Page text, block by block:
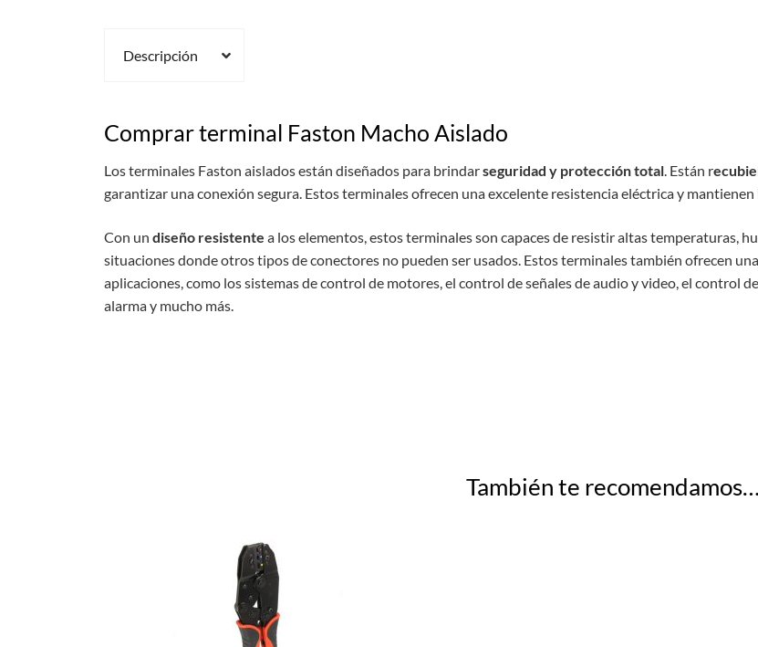
Descripción
Comprar terminal Faston Macho Aislado
LosterminalesFaston aisladosestán diseñadosparabrindarseguridad y protección total.Están rec
garantizarunaconexión segura.Estosterminalesofrecen unaexcelenteresistenciaeléctricaymantienen
Con un diseño resistente aloselementos, estosterminalesson capacesderesistiraltastemperaturas,
situacionesdondeotrostiposdeconectoresnopueden serusados. Estos terminales también ofrecen
aplicaciones, como los sistemas de control de motores, el control de señales de audio y video, el control
alarma y mucho más.
También te recomendamos…